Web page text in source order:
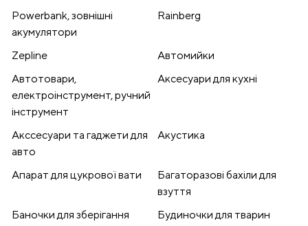
Powerbank, зовнішні
акумулятори
Rainberg
Zepline
Автомийки
Автотовари,
електроінструмент, ручний
інструмент
Аксесуари для кухні
Акссесуари та гаджети для
авто
Акустика
Апарат для цукрової вати
Багаторазові бахіли для
взуття
Баночки для зберігання
Будиночки для тварин